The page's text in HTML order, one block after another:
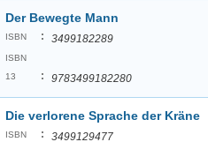
Der Bewegte Mann
ISBN : 3499182289
ISBN
13
: 9783499182280
Die verlorene Sprache der Kräne
ISBN : 3499129477